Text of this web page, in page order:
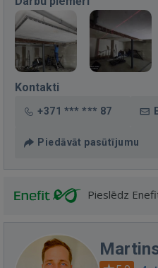
Kontakti
+371 *** *** 87
Piedāvāt pasūtījumu
Pieslēdz